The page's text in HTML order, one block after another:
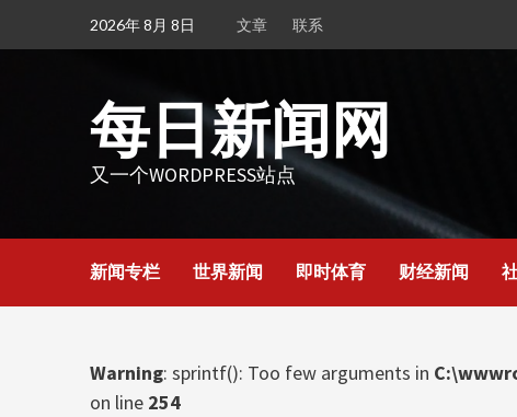
2026年 8月 8日 文章 联系
每日新闻网
又一个WORDPRESS站点
新闻专栏 世界新闻 即时体育 财经新闻
Warning: sprintf(): Too few arguments in
on line 254